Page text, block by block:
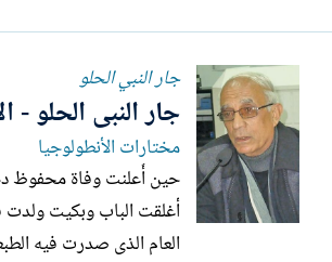
والتأريخ، ظل العراق
المبدعين الذين جعلوا من
ومن المعرفة رسالة، ومن
جار النبي الحلو
جار النبى الحلو -
مختارات الأنطولوجيا
حين أُعلنت وفاة
العام الذى صدرت فيه